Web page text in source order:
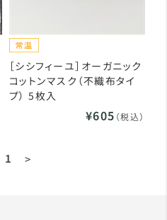
［シシフィーユ］オーガニック
コットンマスク（不織布タイ
プ） 5枚入
¥605 （税込）
1 >